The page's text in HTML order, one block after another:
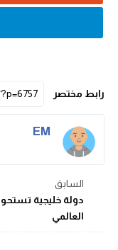
رابط مختصر
EM
السابق
العالمي